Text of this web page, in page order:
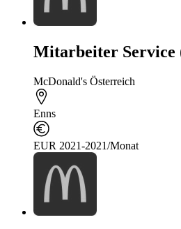
Mitarbeiter Service
McDonald's Österreich
Enns
EUR 2021-2021/Monat